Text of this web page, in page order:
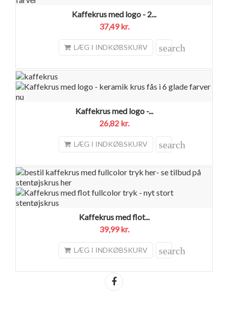
Kaffekrus med logo - 2...
37,49 kr.
LÆG I INDKØBSKURV search
Kaffekrus med logo -...
26,82 kr.
LÆG I INDKØBSKURV search
Kaffekrus med flot...
39,99 kr.
LÆG I INDKØBSKURV search